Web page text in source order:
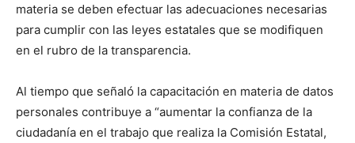
materia se deben efectuar las adecuaciones necesarias
para cumplir con las leyes estatales que se modifiquen
en el rubro de la transparencia.
Al tiempo que señaló la capacitación en materia de datos
personales contribuye a “aumentar la confianza de la
ciudadanía en el trabajo que realiza la Comisión Estatal,